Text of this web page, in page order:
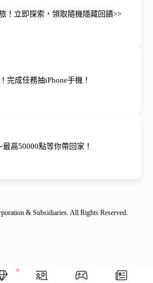
！立即探索，領取隨機隱藏回饋>>
完成任務抽iPhone手機！
最高50000點等你帶回家！
& Subsidiaries. All Rights Reserved.